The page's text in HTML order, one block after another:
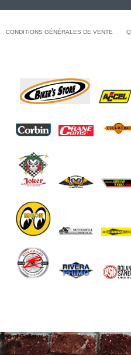
CONDITIONS GÉNÉRALES DE VENTE
End of Gallery